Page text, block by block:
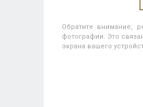
Обратите внимание,
фотографии. Это
экрана вашего